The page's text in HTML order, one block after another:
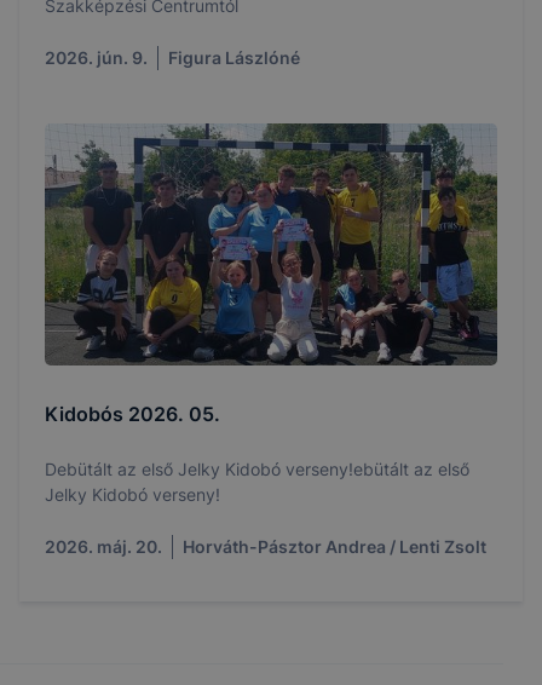
Szakképzési Centrumtól
2026. jún. 9. Figura Lászlóné
Kidobós 2026. 05.
Debütált az első Jelky Kidobó verseny!ebütált az első
Jelky Kidobó verseny!
2026. máj. 20. Horváth-Pásztor Andrea / Lenti Zsolt